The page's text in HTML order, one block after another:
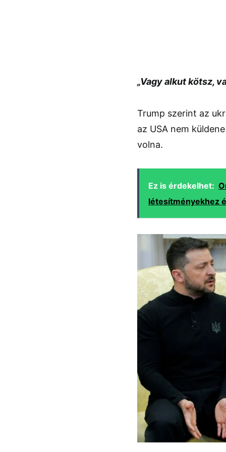
„Vagy alkut kötsz,
Trump szerint az
az USA nem
volna.
Ez is érdekelhet:
létesítményekhez